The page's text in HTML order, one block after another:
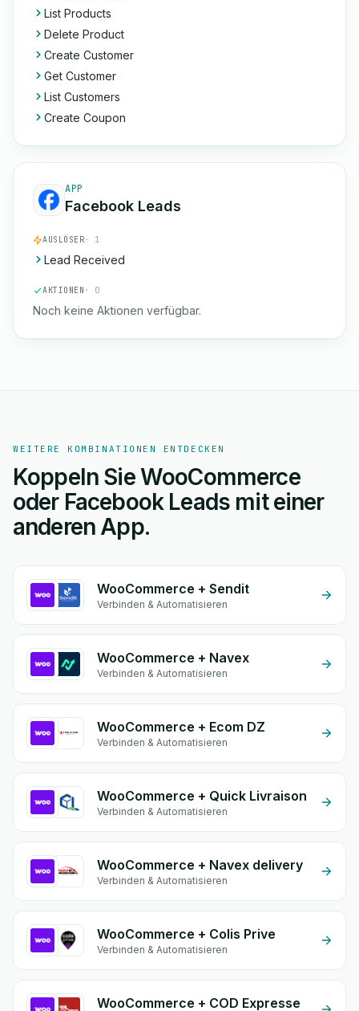
List Products
Delete Product
Create Customer
Get Customer
List Customers
Create Coupon
APP
Facebook Leads
AUSLÖSER· 1
Lead Received
AKTIONEN · 0
Noch keine Aktionen verfügbar.
WEITERE KOMBINATIONEN ENTDECKEN
Koppeln Sie WooCommerce
oder Facebook Leads mit einer
anderen App.
WooCommerce + Sendit
Verbinden & Automatisieren
WooCommerce + Navex
Verbinden & Automatisieren
WooCommerce + Ecom DZ
Verbinden & Automatisieren
WooCommerce + Quick Livraison
Verbinden & Automatisieren
WooCommerce + Navex delivery
Verbinden & Automatisieren
WooCommerce + Colis Prive
Verbinden & Automatisieren
WooCommerce + COD Expresse